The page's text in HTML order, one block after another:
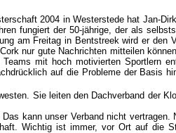
2004 in Westerstede hat Jan-
fungiert der 50-jährige, der als
am Freitag in Bentstreek wird er den
nur gute Nachrichten mitteilen
mit hoch motivierten Sportlern
auf die Probleme der Basis
Sie leiten den Dachverband der
kann unser Verband nicht
Wichtig ist immer, vor Ort auf die